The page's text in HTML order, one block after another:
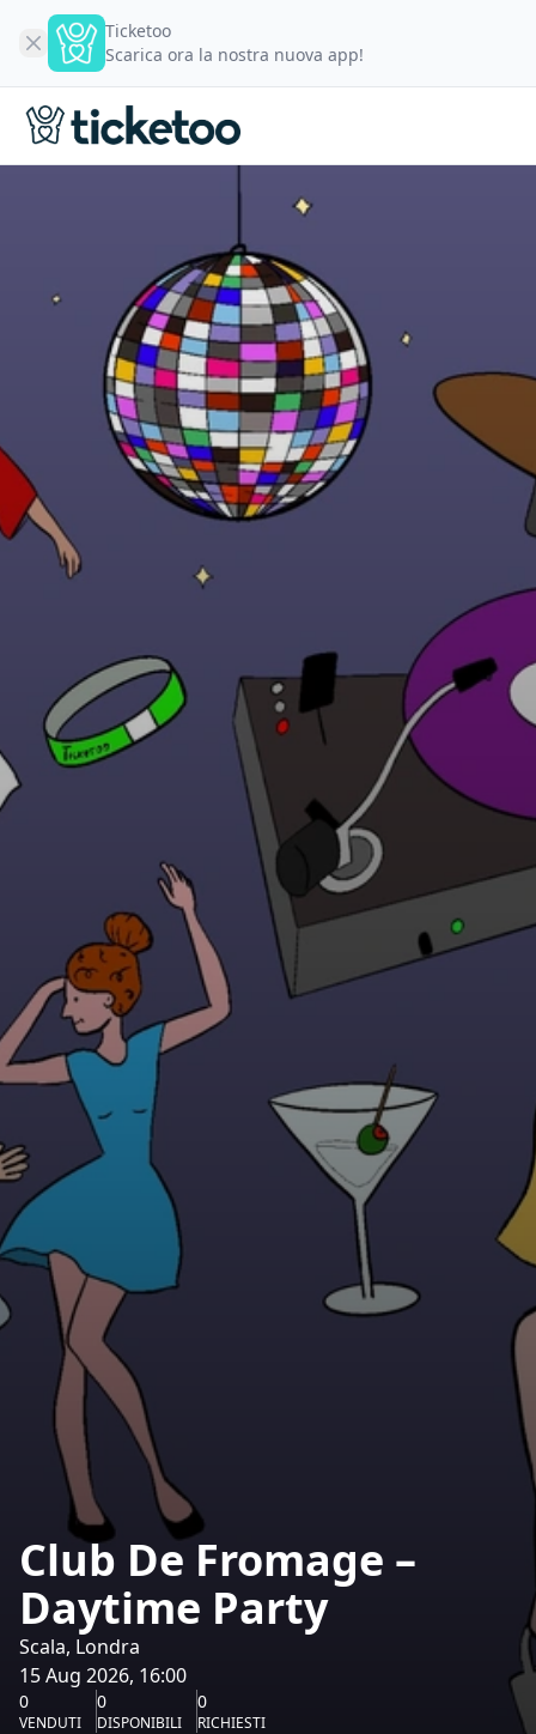
Ticketoo
Scarica ora la nostra nuova app!
Club De Fromage –
Daytime Party
Scala, Londra
15 Aug 2026, 16:00
0
VENDUTI
0
DISPONIBILI
0
RICHIESTI